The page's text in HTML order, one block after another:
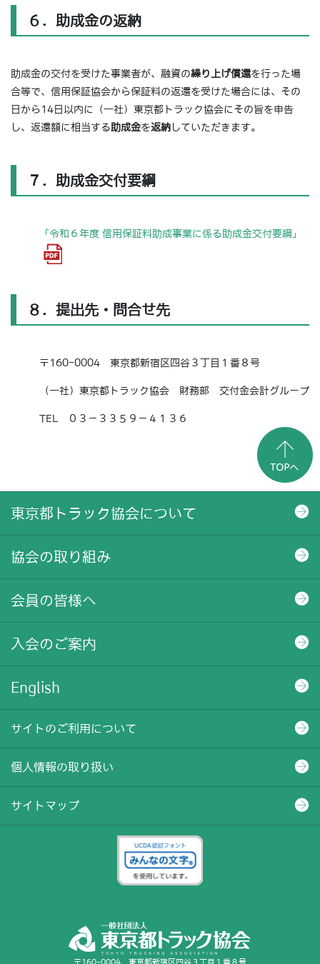
６．助成金の返納
助成金の交付を受けた事業者が、融資の繰り上げ償還を行った場
合等で、信用保証協会から保証料の返還を受けた場合には、その
日から14日以内に（一社）東京都トラック協会にその旨を申告
し、返還額に相当する 助成金を返納 していただきます。
７．助成金交付要綱
「令和６年度 信用保証料助成事業に係る助成金交付要綱」
８．提出先・問合せ先
〒160-0004 東京都新宿区四谷３丁目１番８号
（一社）東京都トラック協会 財務部 交付金会計グループ
TEL ０３－３３５９－４１３６
東京都トラック協会について
協会の取り組み
会員の皆様へ
入会のご案内
English
サイトのご利用について
個人情報の取り扱い
サイトマップ
〒160-0004 東京都新宿区四谷３丁目１番８号